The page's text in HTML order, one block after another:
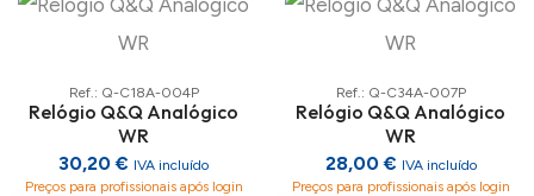
Ref.: Q-C18A-004P
Relógio Q&Q Analógico
WR
30,20 € IVA incluído
Preços para profissionais após login
Ref.: Q-C34A-007P
Relógio Q&Q Analógico
WR
28,00 € IVA incluído
Preços para profissionais após login